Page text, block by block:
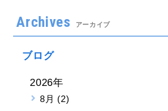
Archives アーカイブ
ブログ
2026年
8月 (2)